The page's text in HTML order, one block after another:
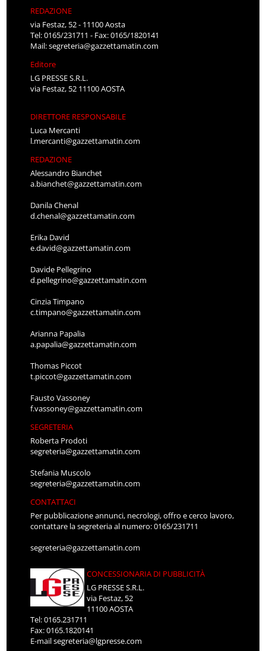
REDAZIONE
via Festaz, 52 - 11100 Aosta
Tel: 0165/231711 - Fax: 0165/1820141
Mail:segreteria@gazzettamatin.com
Editore
LG PRESSE S.R.L.
via Festaz, 52 11100 AOSTA
DIRETTORE RESPONSABILE
Luca Mercanti
l.mercanti@gazzettamatin.com
REDAZIONE
Alessandro Bianchet
a.bianchet@gazzettamatin.com
Danila Chenal
d.chenal@gazzettamatin.com
Erika David
e.david@gazzettamatin.com
Davide Pellegrino
d.pellegrino@gazzettamatin.com
Cinzia Timpano
c.timpano@gazzettamatin.com
Arianna Papalia
a.papalia@gazzettamatin.com
Thomas Piccot
t.piccot@gazzettamatin.com
Fausto Vassoney
f.vassoney@gazzettamatin.com
SEGRETERIA
Roberta Prodoti
segreteria@gazzettamatin.com
Stefania Muscolo
segreteria@gazzettamatin.com
CONTATTACI
Per pubblicazione annunci, necrologi, offro e cerco lavoro,
contattare la segreteria al numero: 0165/231711
segreteria@gazzettamatin.com
CONCESSIONARIA DI PUBBLICITÀ
LG PRESSE S.R.L.
via Festaz, 52
11100 AOSTA
Tel: 0165.231711
Fax: 0165.1820141
E-mailsegreteria@lgpresse.com